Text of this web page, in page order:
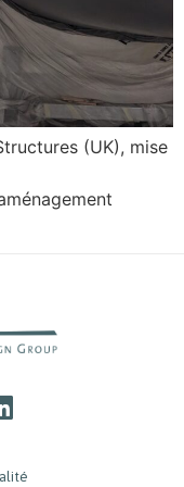
(UK), mise